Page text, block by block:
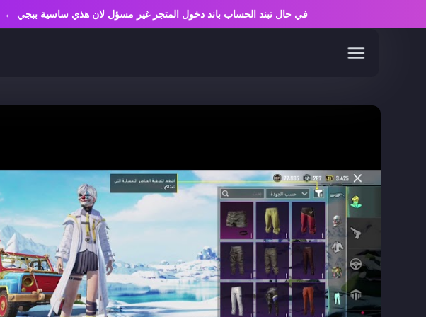
في حال تبند الحساب باند دخول المتجر غير مسؤل لان هذي ساسية ببجي ←